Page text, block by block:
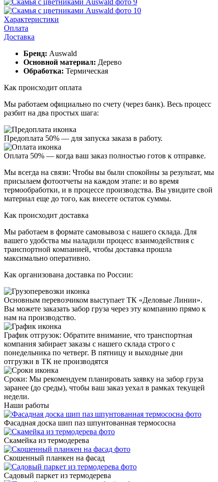
Характеристики
Оплата
Доставка
Бренд: Auswald
Основной материал: Дерево
Обработка: Термическая
Как происходит оплата
Мы работаем официально по счету (через банк). Весь процесс
разбит на два простых шага:
Предоплата 50% — для запуска заказа в работу.
Оплата 50% — когда ваш заказ полностью готов к отправке.
Мы всегда на связи: Чтобы вы были спокойны за результат, мы
присылаем фотоотчеты на каждом этапе: и во время
термообработки, и в процессе производства. Вы увидите свой
материал еще до того, как внесете остаток суммы.
Как происходит доставка
Мы работаем в формате самовывоза с нашего склада. Для
вашего удобства мы наладили процесс взаимодействия с
транспортной компанией, чтобы доставка прошла
максимально оперативно.
Как организована доставка по России:
Основным перевозчиком выступает ТК «Деловые Линии».
Вы можете заказать забор груза через эту компанию прямо к
нам на производство.
График отгрузок: Обратите внимание, что транспортная
компания забирает заказы с нашего склада строго с
понедельника по четверг. В пятницу и выходные дни
отгрузки в ТК не производятся
Сроки: Мы рекомендуем планировать заявку на забор груза
заранее (до среды), чтобы ваш заказ уехал в рамках текущей
недели.
Наши работы
Фасадная доска шип паз шпунтованная термососна
Скамейка из термодерева
Скошенный планкен на фасад
Садовый паркет из термодерева